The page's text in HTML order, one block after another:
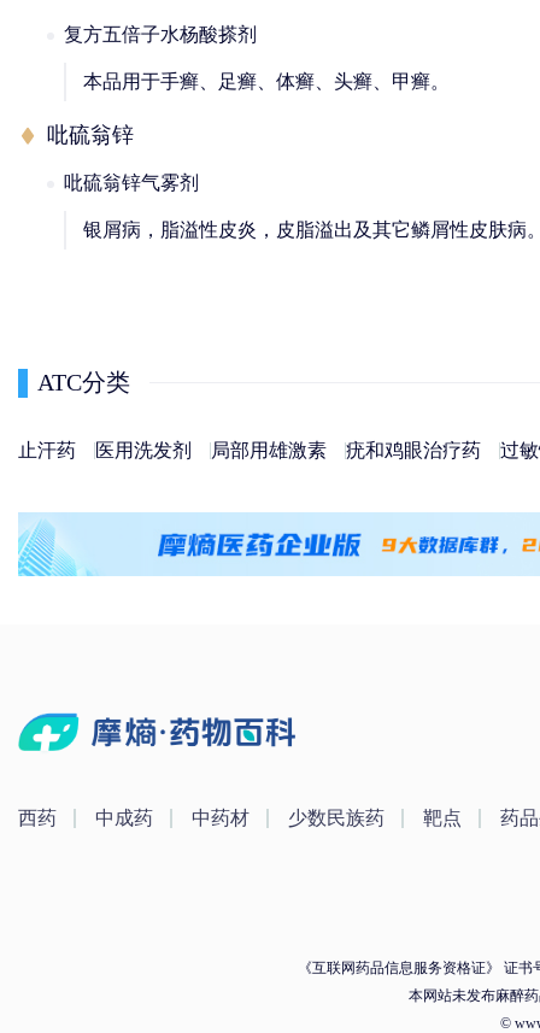
复方五倍子水杨酸搽剂
本品用于手癣、足癣、体癣、头癣、甲癣。
吡硫翁锌
吡硫翁锌气雾剂
银屑病，脂溢性皮炎，皮脂溢出及其它鳞屑性皮肤病
ATC分类
止汗药 医用洗发剂 局部用雄激素 疣和鸡眼治疗药 过
西药 中成药 中药材 少数民族药 靶点 药
《互联网药品信息服务资格证》 证书
本网站未发布麻醉
©